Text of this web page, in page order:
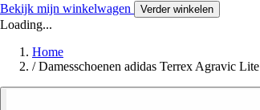
Bekijk mijn winkelwagen Verder winkelen
Loading...
Home
/ Damesschoenen adidas Terrex Agravic Lite